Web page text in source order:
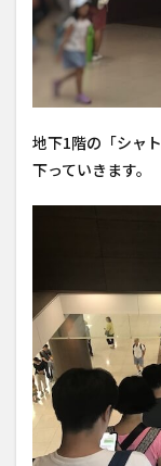
地下1階の「シャ
下っていきます。